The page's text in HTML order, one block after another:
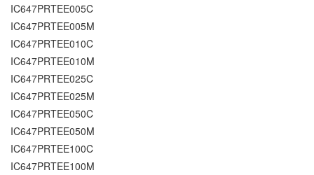
IC647PRTEE005C
IC647PRTEE005M
IC647PRTEE010C
IC647PRTEE010M
IC647PRTEE025C
IC647PRTEE025M
IC647PRTEE050C
IC647PRTEE050M
IC647PRTEE100C
IC647PRTEE100M